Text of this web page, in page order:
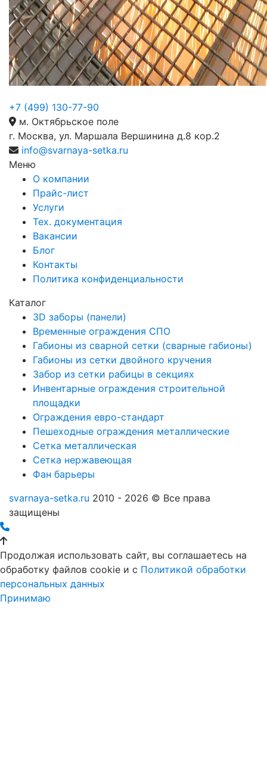
+7 (499) 130-77-90
м. Октябрьское поле
г. Москва, ул. Маршала Вершинина д.8 кор.2
info@svarnaya-setka.ru
Меню
О компании
Прайс-лист
Услуги
Тех. документация
Вакансии
Блог
Контакты
Политика конфиденциальности
Каталог
3D заборы (панели)
Временные ограждения СПО
Габионы из сварной сетки (сварные габионы)
Габионы из сетки двойного кручения
Забор из сетки рабицы в секциях
Инвентарные ограждения строительной
площадки
Ограждения евро-стандарт
Пешеходные ограждения металлические
Сетка металлическая
Сетка нержавеющая
Фан барьеры
svarnaya-setka.ru 2010 - 2026 © Все права
защищены
Продолжая использовать сайт, вы соглашаетесь на
обработку файлов cookie и c Политикой обработки
персональных данных
Принимаю